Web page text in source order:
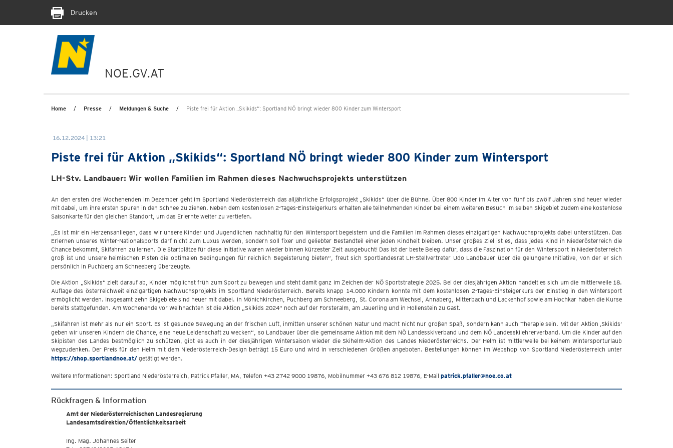
Drucken
NOE.GV.AT
Home Presse Meldungen & Suche Piste frei für Aktion „Skikids“: Sportland NÖ bringt wieder 800 Kinder zum Wintersport
16.12.2024 | 13:21
Piste frei für Aktion „Skikids“: Sportland NÖ bringt wieder 800 Kinder zum Wintersport
LH-Stv. Landbauer: Wir wollen Familien im Rahmen dieses Nachwuchsprojekts unterstützen
An den ersten drei Wochenenden im Dezember geht im Sportland Niederösterreich das alljährliche Erfolgsprojekt „Skikids“ über die Bühne. Über 800 Kinder im Alter von fünf bis zwölf Jahren sind heuer wieder
mit dabei, um ihre ersten Spuren in den Schnee zu ziehen. Neben dem kostenlosen 2-Tages-Einsteigerkurs erhalten alle teilnehmenden Kinder bei einem weiteren Besuch im selben Skigebiet zudem eine kostenlose
Saisonkarte für den gleichen Standort, um das Erlernte weiter zu vertiefen.
„Es ist mir ein Herzensanliegen, dass wir unsere Kinder und Jugendlichen nachhaltig für den Wintersport begeistern und die Familien im Rahmen dieses einzigartigen Nachwuchsprojekts dabei unterstützen. Das
Erlernen unseres Winter-Nationalsports darf nicht zum Luxus werden, sondern soll fixer und geliebter Bestandteil einer jeden Kindheit bleiben. Unser großes Ziel ist es, dass jedes Kind in Niederösterreich die
Chance bekommt, Skifahren zu lernen. Die Startplätze für diese Initiative waren wieder binnen kürzester Zeit ausgebucht! Das ist der beste Beleg dafür, dass die Faszination für den Wintersport in Niederösterreich
groß ist und unsere heimischen Pisten die optimalen Bedingungen für reichlich Begeisterung bieten“, freut sich Sportlandesrat LH-Stellvertreter Udo Landbauer über die gelungene Initiative, von der er sich
persönlich in Puchberg am Schneeberg überzeugte.
Die Aktion „Skikids“ zielt darauf ab, Kinder möglichst früh zum Sport zu bewegen und steht damit ganz im Zeichen der NÖ Sportstrategie 2025. Bei der diesjährigen Aktion handelt es sich um die mittlerweile 18.
Auflage des österreichweit einzigartigen Nachwuchsprojekts im Sportland Niederösterreich. Bereits knapp 14.000 Kindern konnte mit dem kostenlosen 2-Tages-Einsteigerkurs der Einstieg in den Wintersport
ermöglicht werden. Insgesamt zehn Skigebiete sind heuer mit dabei. In Mönichkirchen, Puchberg am Schneeberg, St. Corona am Wechsel, Annaberg, Mitterbach und Lackenhof sowie am Hochkar haben die Kurse
bereits stattgefunden. Am Wochenende vor Weihnachten ist die Aktion „Skikids 2024“ noch auf der Forsteralm, am Jauerling und in Hollenstein zu Gast.
„Skifahren ist mehr als nur ein Sport. Es ist gesunde Bewegung an der frischen Luft, inmitten unserer schönen Natur und macht nicht nur großen Spaß, sondern kann auch Therapie sein. Mit der Aktion ‚Skikids‘
geben wir unseren Kindern die Chance, eine neue Leidenschaft zu wecken“, so Landbauer über die gemeinsame Aktion mit dem NÖ Landesskiverband und dem NÖ Landesskilehrerverband. Um die Kinder auf den
Skipisten des Landes bestmöglich zu schützen, gibt es auch in der diesjährigen Wintersaison wieder die Skihelm-Aktion des Landes Niederösterreichs. Der Helm ist mittlerweile bei keinem Wintersporturlaub
wegzudenken. Der Preis für den Helm mit dem Niederösterreich-Design beträgt 15 Euro und wird in verschiedenen Größen angeboten. Bestellungen können im Webshop von Sportland Niederösterreich unter
https://shop.sportlandnoe.at/ getätigt werden.
Weitere Informationen: Sportland Niederösterreich, Patrick Pfaller, MA, Telefon +43 2742 9000 19876, Mobilnummer +43 676 812 19876, E-Mail patrick.pfaller@noe.co.at
Rückfragen & Information
Amt der Niederösterreichischen Landesregierung
Landesamtsdirektion/Öffentlichkeitsarbeit
Ing. Mag. Johannes Seiter